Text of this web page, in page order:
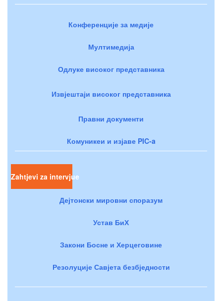
Конференције за медије
Мултимедија
Одлуке високог представника
Извјештаји високог представника
Правни документи
Комуникеи и изјаве PIC-a
Zahtjevi za intervjue
Дејтонски мировни споразум
Устав БиХ
Закони Босне и Херцеговине
Резолуције Савјета безбједности